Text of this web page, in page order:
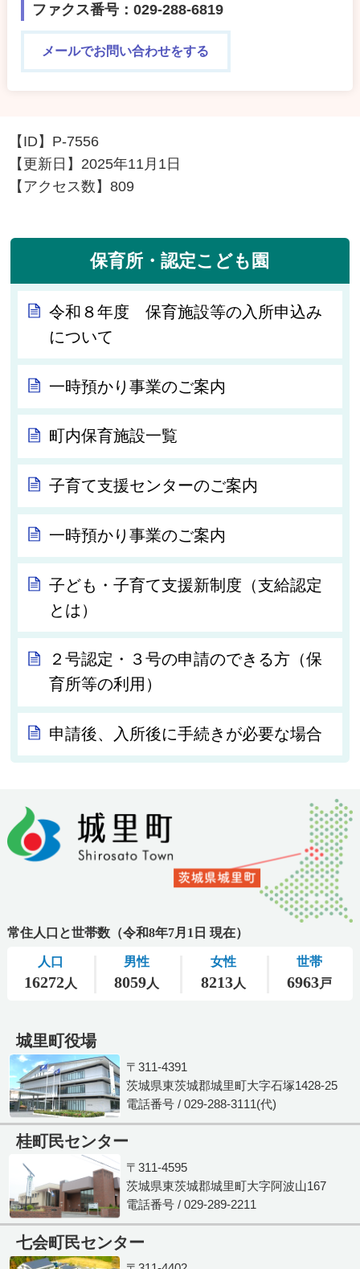
ファクス番号：029-288-6819
メールでお問い合わせをする
【ID】 P-7556
【更新日】 2025年11月1日
【アクセス数】809
保育所・認定こども園
令和８年度 保育施設等の入所申込み
について
一時預かり事業のご案内
町内保育施設一覧
子育て支援センターのご案内
一時預かり事業のご案内
子ども・子育て支援新制度（支給認定
とは）
２号認定・３号の申請のできる方（保
育所等の利用）
申請後、入所後に手続きが必要な場合
城里町役場
〒311-4391
茨城県東茨城郡城里町大字石塚1428-25
電話番号 / 029-288-3111(代)
桂町民センター
〒311-4595
茨城県東茨城郡城里町大字阿波山167
電話番号 / 029-289-2211
七会町民センター